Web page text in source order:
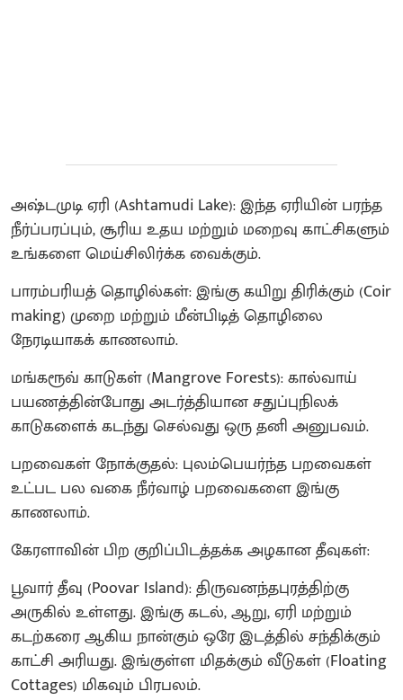
அஷ்டமுடி ஏரி (Ashtamudi Lake): இந்த ஏரியின் பரந்த
நீர்ப்பரப்பும், சூரிய உதய மற்றும் மறைவு காட்சிகளும்
உங்களை மெய்சிலிர்க்க வைக்கும்.
பாரம்பரியத் தொழில்கள்: இங்கு கயிறு திரிக்கும் (Coir
making) முறை மற்றும் மீன்பிடித் தொழிலை
நேரடியாகக் காணலாம்.
மங்கரூவ் காடுகள் (Mangrove Forests): கால்வாய்
பயணத்தின்போது அடர்த்தியான சதுப்புநிலக்
காடுகளைக் கடந்து செல்வது ஒரு தனி அனுபவம்.
பறவைகள் நோக்குதல்: புலம்பெயர்ந்த பறவைகள்
உட்பட பல வகை நீர்வாழ் பறவைகளை இங்கு
காணலாம்.
கேரளாவின் பிற குறிப்பிடத்தக்க அழகான தீவுகள்:
பூவார் தீவு (Poovar Island): திருவனந்தபுரத்திற்கு
அருகில் உள்ளது. இங்கு கடல், ஆறு, ஏரி மற்றும்
கடற்கரை ஆகிய நான்கும் ஒரே இடத்தில் சந்திக்கும்
காட்சி அரியது. இங்குள்ள மிதக்கும் வீடுகள் (Floating
Cottages) மிகவும் பிரபலம்.